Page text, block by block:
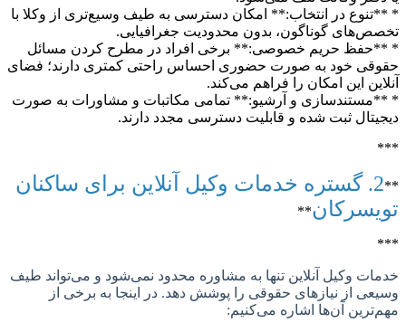
در انتخاب:** امکان دسترسی به طیف وسیع‌تری از وکلا با
گوناگون، بدون محدودیت جغرافیایی.
حریم خصوصی:** برخی افراد در مطرح کردن مسائل
خود به صورت حضوری احساس راحتی کمتری دارند؛ فضای
این امکان را فراهم می‌کند.
و آرشیو:** تمامی مکاتبات و مشاورات به صورت
ثبت شده و قابلیت دسترسی مجدد دارند.
2. گستره خدمات وکیل آنلاین برای ساکنان
**
وکیل آنلاین تنها به مشاوره محدود نمی‌شود و می‌تواند طیف
از نیازهای حقوقی را پوشش دهد. در اینجا به برخی از
آن‌ها اشاره می‌کنیم: